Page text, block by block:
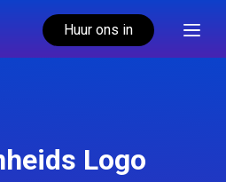
Huur ons in
Logo